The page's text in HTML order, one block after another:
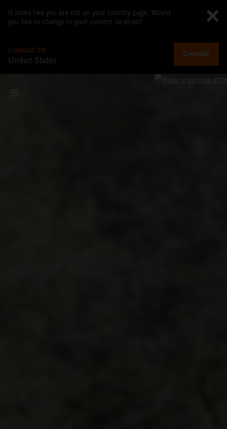
It looks like you are not on your country page. Would
you like to change to your current location?
CHANGE TO
United States
CHANGE